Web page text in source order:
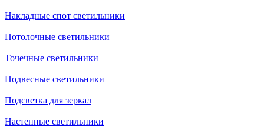
Накладные спот светильники
Потолочные светильники
Точечные светильники
Подвесные светильники
Подсветка для зеркал
Настенные светильники